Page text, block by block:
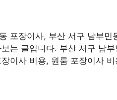
포장이사, 부산 서구 남부
는 글입니다. 부산 서구 남
이사 비용, 원룸 포장이사